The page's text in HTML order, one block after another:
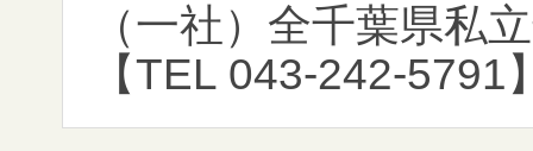
（一社）全千葉県
【TEL 043-242-5791